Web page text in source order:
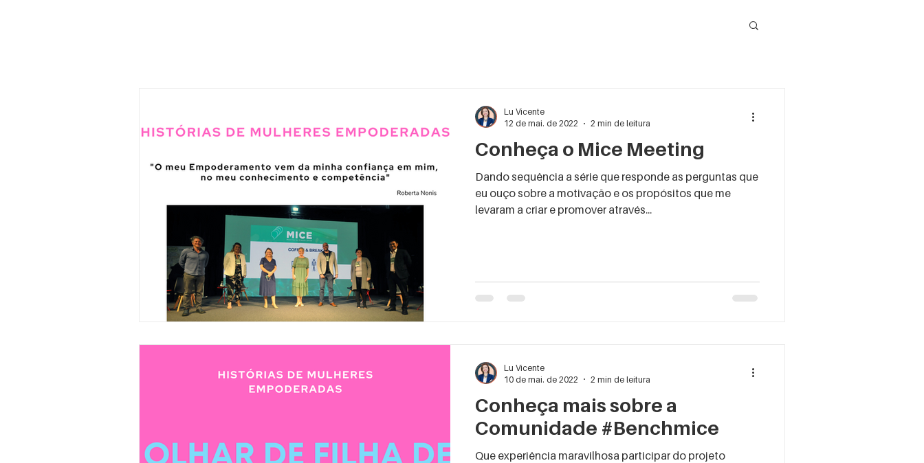
Conheça o Mice Meeting
Dando sequência a série que responde as perguntas que
eu ouço sobre a motivação e os propósitos que me
levaram a criar e promover através...
Lu Vicente
12 de mai. de 2022
2 min de leitura
Conheça mais sobre a
Comunidade #Benchmice
Que experiência maravilhosa participar do projeto
Lu Vicente
10 de mai. de 2022
2 min de leitura